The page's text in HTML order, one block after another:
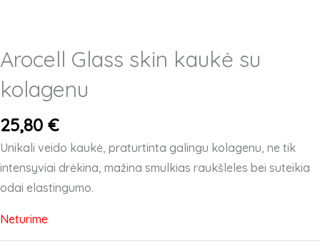
Arocell Glass skin kaukė su
kolagenu
25,80 €
Unikali veido kaukė, praturtinta galingu kolagenu, ne tik
intensyviai drėkina, mažina smulkias raukšleles bei suteikia
odai elastingumo.
Neturime